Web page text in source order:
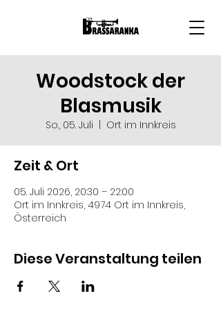
Woodstock der
Blasmusik
So., 05. Juli Ort im Innkreis
Zeit & Ort
05. Juli 2026, 20:30 – 22:00
Ort im Innkreis, 4974 Ort im Innkreis,
Österreich
Diese Veranstaltung teilen